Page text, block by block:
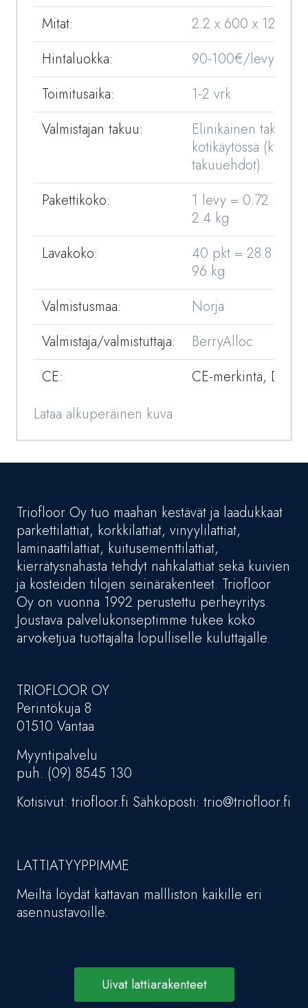
Mitat:
2.2 x 600 x 1200
Hintaluokka:
90-100€/levy
Toimitusaika:
1-2 vrk
Valmistajan takuu:
Elinikäinen takuu
kotikäytössä (kts.
takuuehdot).
Pakettikoko:
1 levy = 0.72 m2 =
2.4 kg
Lavakoko:
40 pkt = 28.8 m2 =
96 kg
Valmistusmaa:
Norja
Valmistaja/valmistuttaja:
BerryAlloc
CE:
CE-merkintä, DOP
Lataa alkuperäinen kuva
Triofloor Oy tuo maahan kestävät ja laadukkaat
parkettilattiat, korkkilattiat, vinyylilattiat,
laminaattilattiat, kuitusementtilattiat,
kierrätysnahasta tehdyt nahkalattiat sekä kuivien
ja kosteiden tilojen seinärakenteet. Triofloor
Oy on vuonna 1992 perustettu perheyritys.
Joustava palvelukonseptimme tukee koko
arvoketjua tuottajalta lopulliselle kuluttajalle.
TRIOFLOOR OY
Perintökuja 8
01510 Vantaa
Myyntipalvelu
puh. (09) 8545 130
Kotisivut: triofloor.fi Sähköposti: trio@triofloor.fi
LATTIATYYPPIMME
Meiltä löydät kattavan mallliston kaikille eri
asennustavoille.
Uivat lattiarakenteet